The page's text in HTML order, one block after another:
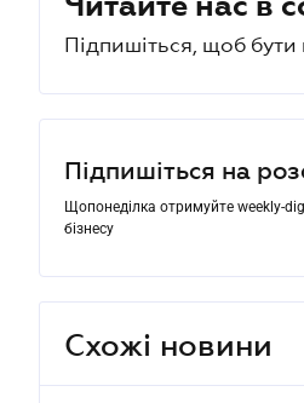
Підпишіться, щоб бути
Підпишіться на
Щопонеділка отримуйте weekly-
бізнесу
Схожі новини